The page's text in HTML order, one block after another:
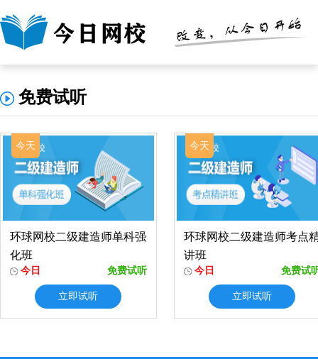
免费试听
今天
环球网校二级建造师单科强
化班
今日 免费试听
立即试听
今天
环球网校二级建造师考点
讲班
今日 免费试
立即试听